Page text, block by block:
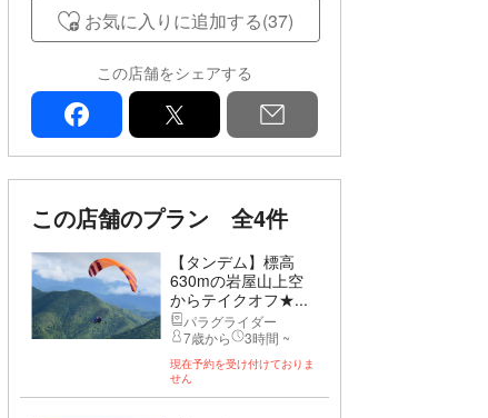
お気に入りに追加する(37)
この店舗をシェアする
facebook
この店舗のプラン 全4件
【タンデム】標高
630mの岩屋山上空
からテイクオフ★...
パラグライダー
7歳から
3時間 ~
現在予約を受け付けておりま
せん